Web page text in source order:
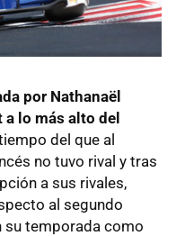
por Nathanaël
a lo más alto del
del que al
no tuvo rival y tras
a sus rivales,
al segundo
su temporada como